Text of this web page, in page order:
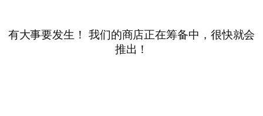
有大事要发生！ 我们的商店正在筹备中，很快就会
推出！